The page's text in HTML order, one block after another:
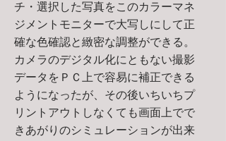
チ・選択した写真をこのカラーマネ
ジメントモニターで大写しにして正
確な色確認と緻密な調整ができる。
カメラのデジタル化にともない撮影
データをＰＣ上で容易に補正できる
ようになったが、その後いちいちプ
リントアウトしなくても画面上でで
きあがりのシミュレーションが出来